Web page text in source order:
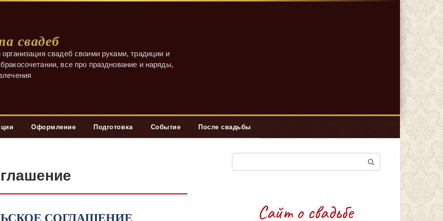
свадеб
организация свадеб своими руками, традиции и
все про празднование и наряды,
Оформление Подготовка Событие После свадьбы
СОГЛАШЕНИЕ